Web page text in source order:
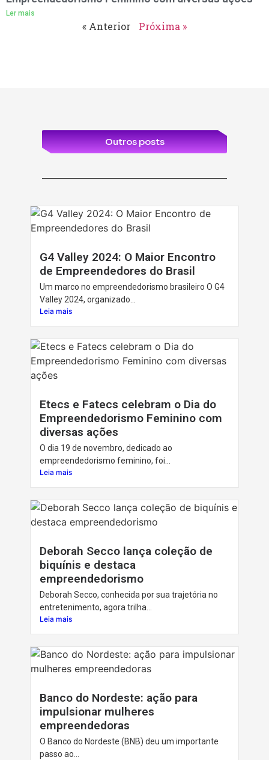
Ler mais
« Anterior Próxima »
Outros posts
G4 Valley 2024: O Maior Encontro
de Empreendedores do Brasil
Um marco no empreendedorismo brasileiro O G4
Valley 2024, organizado...
Leia mais
Etecs e Fatecs celebram o Dia do
Empreendedorismo Feminino com
diversas ações
O dia 19 de novembro, dedicado ao
empreendedorismo feminino, foi...
Leia mais
Deborah Secco lança coleção de
biquínis e destaca
empreendedorismo
Deborah Secco, conhecida por sua trajetória no
entretenimento, agora trilha...
Leia mais
Banco do Nordeste: ação para
impulsionar mulheres
empreendedoras
O Banco do Nordeste (BNB) deu um importante
passo ao...